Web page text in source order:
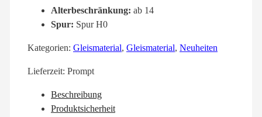
Alterbeschränkung: ab 14
Spur: Spur H0
Kategorien: Gleismaterial, Gleismaterial, Neuheiten
Lieferzeit: Prompt
Beschreibung
Produktsicherheit